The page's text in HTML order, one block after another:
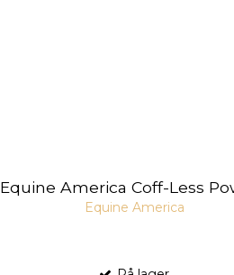
Equine America Coff-Less
Equine America